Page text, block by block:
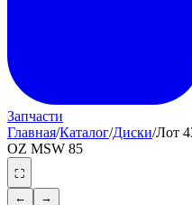
Запчасти
Главная/Каталог/Диски/Лот
OZ MSW 85
⛶
←
→